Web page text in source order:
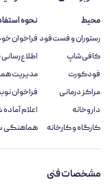
محیط
نحوه
رستوران و فست‌فودفراخوان
کافی‌شاپ
فودکورت
مدیریت
مراکز درمانی
فراخوان
داروخانه
اعلام
کارگاه و کارخانه
هماهنگی
مشخصات فنی